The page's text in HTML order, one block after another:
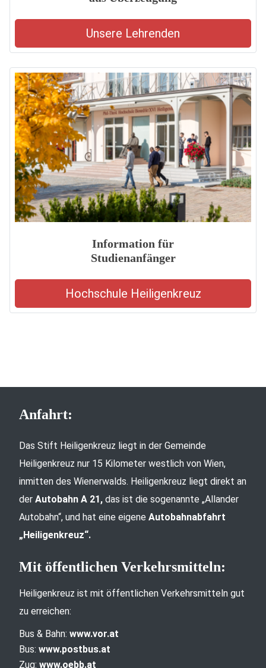
Unsere Lehrenden
Information für
Studienanfänger
Hochschule Heiligenkreuz
Anfahrt:
Das Stift Heiligenkreuz liegt in der Gemeinde
Heiligenkreuz nur 15 Kilometer westlich von Wien,
inmitten des Wienerwalds. Heiligenkreuz liegt direkt an
der Autobahn A 21, das ist die sogenannte „Allander
Autobahn“, und hat eine eigene Autobahnabfahrt
„Heiligenkreuz“.
Mit öffentlichen Verkehrsmitteln:
Heiligenkreuz ist mit öffentlichen Verkehrsmitteln gut
zu erreichen:
Bus & Bahn: www.vor.at
Bus: www.postbus.at
Zug: www.oebb.at